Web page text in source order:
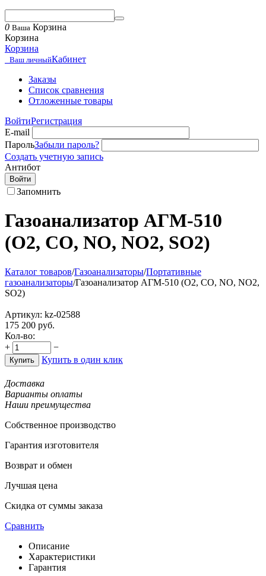
0 Ваша Корзина
Корзина
Корзина
Ваш личныйКабинет
Заказы
Список сравнения
Отложенные товары
ВойтиРегистрация
E-mail
ПарольЗабыли пароль?
Создать учетную запись
Антибот
Войти
Запомнить
Газоанализатор АГМ-510
(О2, СО, NO, NO2, SO2)
Каталог товаров/Газоанализаторы/Портативные
газоанализаторы/Газоанализатор АГМ-510 (О2, СО, NO, NO2,
SO2)
Артикул: kz-02588
175 200 руб.
Кол-во:
+
−
Купить Купить в один клик
Доставка
Варианты оплаты
Наши преимущества
Собственное производство
Гарантия изготовителя
Возврат и обмен
Лучшая цена
Скидка от суммы заказа
Сравнить
Описание
Характеристики
Гарантия